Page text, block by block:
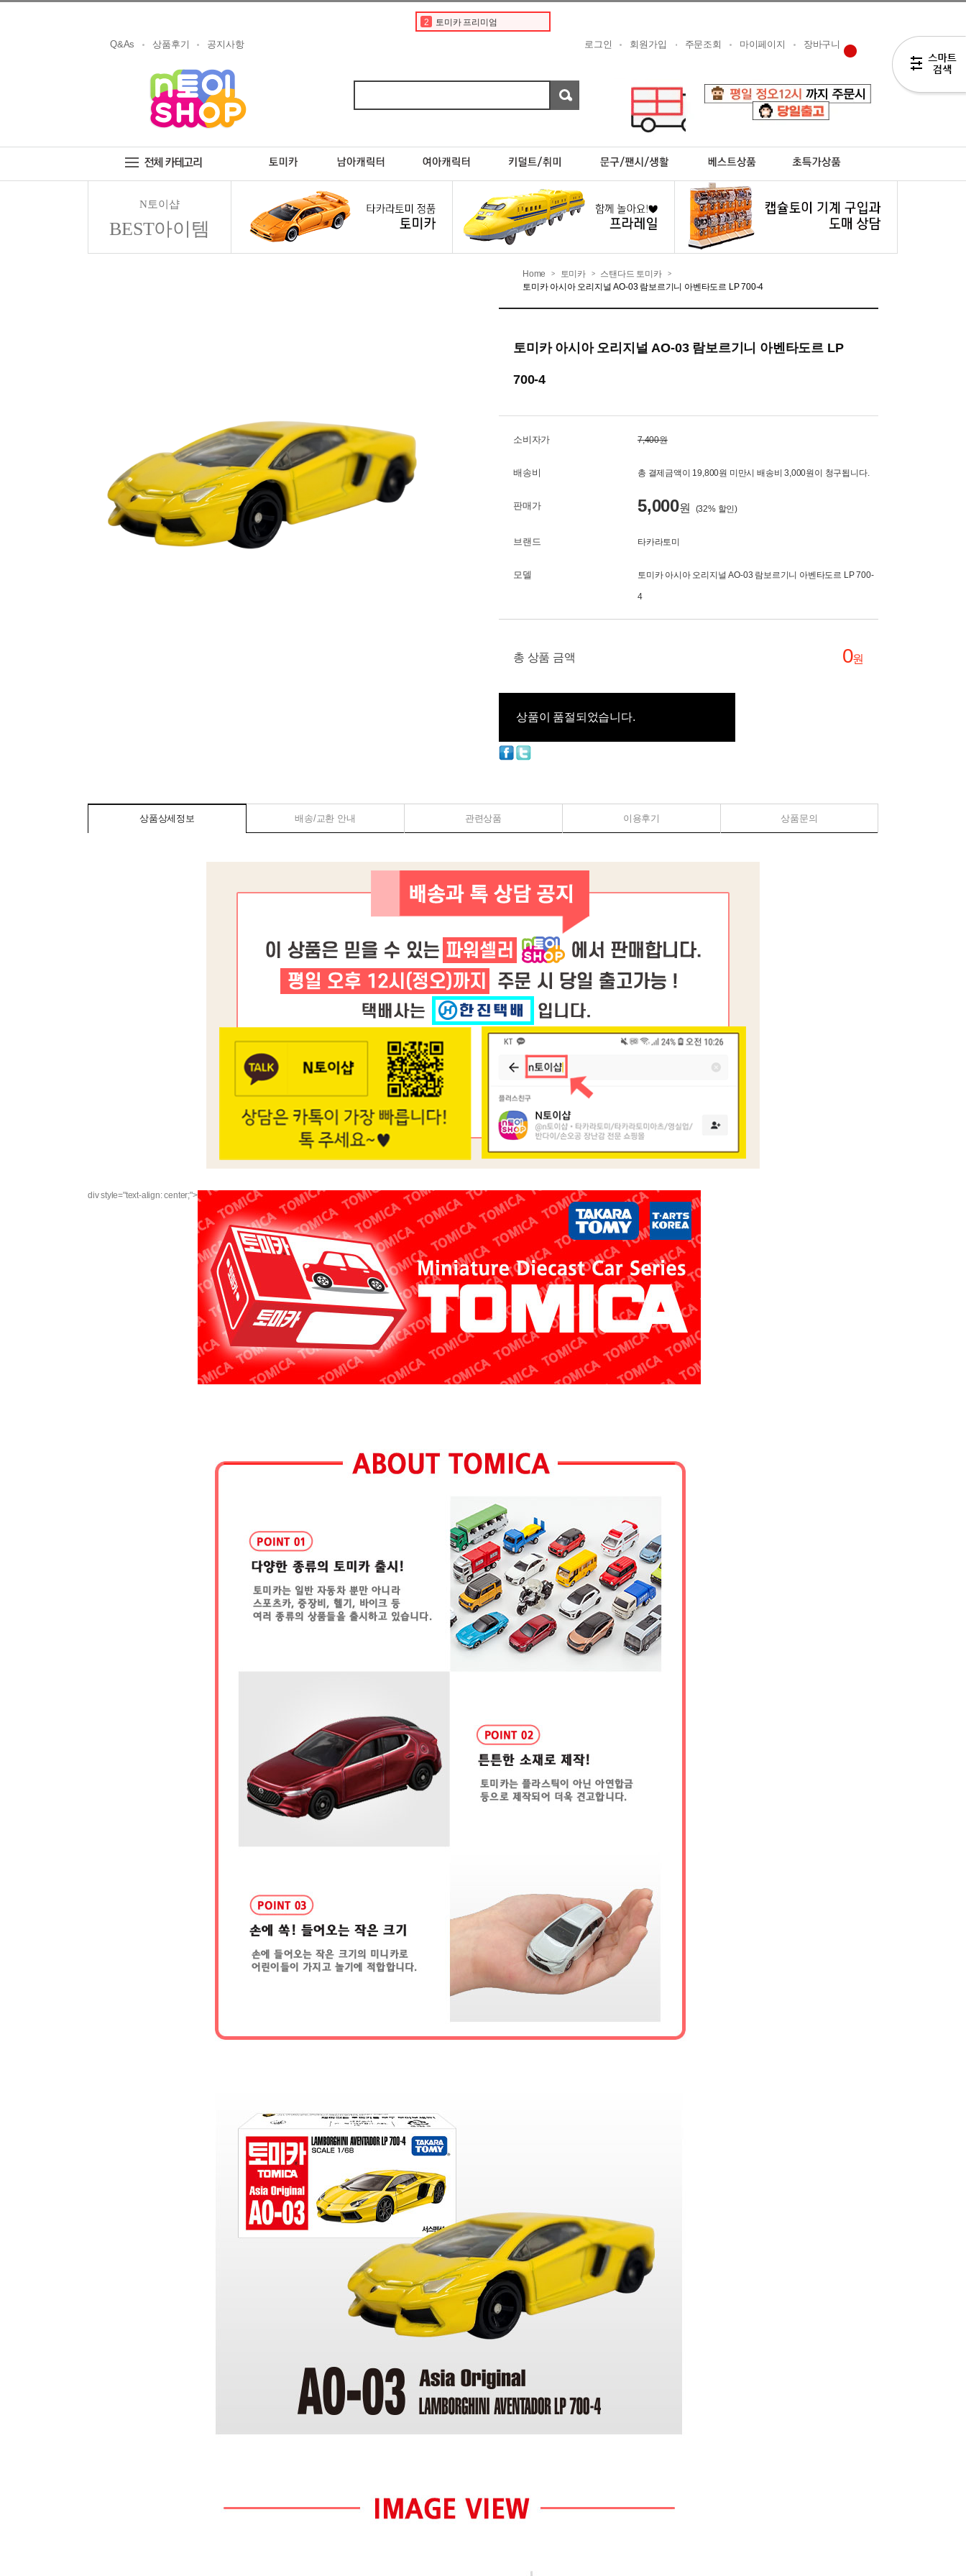
3 도요타
6 디즈니
9 페라리
10 프리미엄
2 토미카 프리미엄
Q&As 상품후기 공지사항 로그인 회원가입 주문조회 마이페이지 장바구니
N토이샵
BEST아이템
Home > 토미카 > 스탠다드 토미카 >
토미카 아시아 오리지널 AO-03 람보르기니 아벤타도르 LP 700-4
토미카 아시아 오리지널 AO-03 람보르기니 아벤타도르 LP
700-4
소비자가 7,400원
배송비 총 결제금액이 19,800원 미만시 배송비 3,000원이 청구됩니다.
판매가 5,000원 (32% 할인)
브랜드 타카라토미
모델 토미카 아시아 오리지널 AO-03 람보르기니 아벤타도르 LP 700-
4
총 상품 금액 0원
상품이 품절되었습니다.
상품상세정보 배송/교환 안내 관련상품 이용후기 상품문의
div style="text-align: center;">